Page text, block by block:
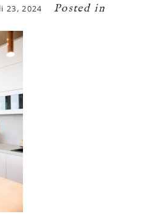
23, 2024 Posted in